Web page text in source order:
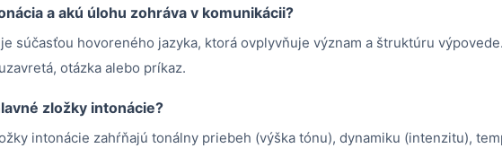
a akú úlohu zohráva v komunikácii?
súčasťou hovoreného jazyka, ktorá ovplyvňuje význam a štruktúru
otázka alebo príkaz.
zložky intonácie?
intonácie zahŕňajú tonálny priebeh (výška tónu), dynamiku (intenzitu),